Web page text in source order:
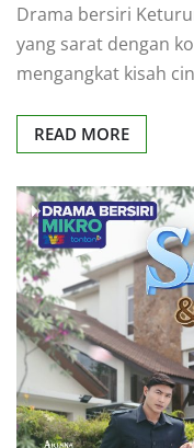
Drama bersiri
yang sarat dengan
mengangkat kisah
READ MORE